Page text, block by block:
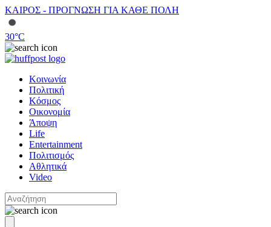
ΚΑΙΡΟΣ - ΠΡΟΓΝΩΣΗ ΓΙΑ ΚΑΘΕ ΠΟΛΗ
30°C
Κοινωνία
Πολιτική
Κόσμος
Οικονομία
Άποψη
Life
Entertainment
Πολιτισμός
Αθλητικά
Video